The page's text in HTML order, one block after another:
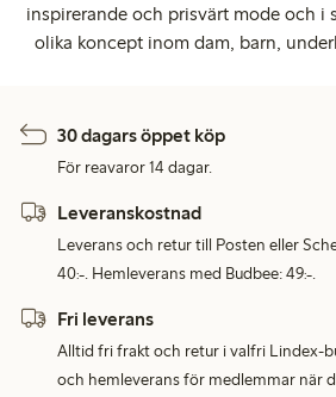
inspirerande och prisvärt mode och i
olika koncept inom dam, barn,
30 dagars öppet köp
För reavaror 14 dagar.
Leveranskostnad
Leverans och retur till Posten eller
40:-. Hemleverans med Budbee: 49:-.
Fri leverans
Alltid fri frakt och retur i valfri Lindex-
och hemleverans för medlemmar när